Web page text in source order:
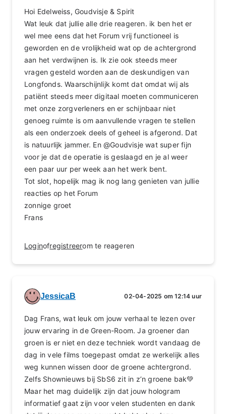
Hoi Edelweiss, Goudvisje & Spirit
Wat leuk dat jullie alle drie reageren. ik ben het er
wel mee eens dat het Forum vrij functioneel is
geworden en de vrolijkheid wat op de achtergrond
aan het verdwijnen is. Ik zie ook steeds meer
vragen gesteld worden aan de deskundigen van
Longfonds. Waarschijnlijk komt dat omdat wij als
patiënt steeds meer digitaal moeten communiceren
met onze zorgverleners en er schijnbaar niet
genoeg ruimte is om aanvullende vragen te stellen
als een onderzoek deels of geheel is afgerond. Dat
is natuurlijk jammer. En @Goudvisje wat super fijn
voor je dat de operatie is geslaagd en je al weer
een paar uur per week aan het werk bent.
Tot slot, hopelijk mag ik nog lang genieten van jullie
reacties op het Forum
zonnige groet
Frans
Loginofregistreerom te reageren
JessicaB 02-04-2025 om 12:14 uur
Dag Frans, wat leuk om jouw verhaal te lezen over
jouw ervaring in de Green-Room. Ja groener dan
groen is er niet en deze techniek wordt vandaag de
dag in vele films toegepast omdat ze werkelijk alles
weg kunnen wissen door de groene achtergrond.
Zelfs Shownieuws bij SbS6 zit in z’n groene bak💚
Maar het mag duidelijk zijn dat jouw hologram
informatief gaat zijn voor velen studenten en dank